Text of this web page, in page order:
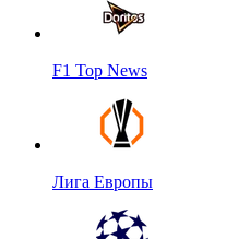
F1 Top News
Лига Европы